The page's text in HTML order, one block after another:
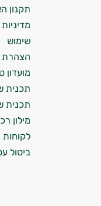
תקנון
שימוש
הצהרת
מועדון
תכנית
תכנית
מילון
לקוחות
ביטול
עובדים
המטרה שלי
אישיות
זה הזמן